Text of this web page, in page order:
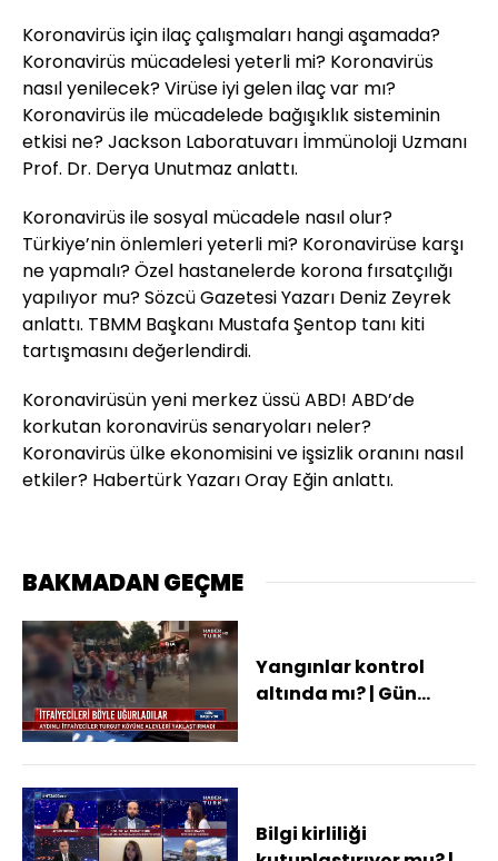
Koronavirüs için ilaç çalışmaları hangi aşamada?
Koronavirüs mücadelesi yeterli mi? Koronavirüs
nasıl yenilecek? Virüse iyi gelen ilaç var mı?
Koronavirüs ile mücadelede bağışıklık sisteminin
etkisi ne? Jackson Laboratuvarı İmmünoloji Uzmanı
Prof. Dr. Derya Unutmaz anlattı.
Koronavirüs ile sosyal mücadele nasıl olur?
Türkiye’nin önlemleri yeterli mi? Koronavirüse karşı
ne yapmalı? Özel hastanelerde korona fırsatçılığı
yapılıyor mu? Sözcü Gazetesi Yazarı Deniz Zeyrek
anlattı. TBMM Başkanı Mustafa Şentop tanı kiti
tartışmasını değerlendirdi.
Koronavirüsün yeni merkez üssü ABD! ABD’de
korkutan koronavirüs senaryoları neler?
Koronavirüs ülke ekonomisini ve işsizlik oranını nasıl
etkiler? Habertürk Yazarı Oray Eğin anlattı.
BAKMADAN GEÇME
Yangınlar kontrol
altında mı? | Gün
Bilgi kirliliği